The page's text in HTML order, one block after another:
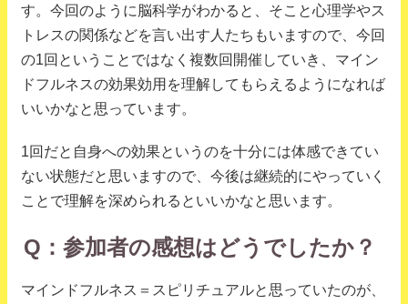
す。今回のように脳科学がわかると、そこと心理学やス
トレスの関係などを言い出す人たちもいますので、今回
の1回ということではなく複数回開催していき、マイン
ドフルネスの効果効用を理解してもらえるようになれば
いいかなと思っています。
1回だと自身への効果というのを十分には体感できてい
ない状態だと思いますので、今後は継続的にやっていく
ことで理解を深められるといいかなと思います。
Q：参加者の感想はどうでしたか？
マインドフルネス＝スピリチュアルと思っていたのが、